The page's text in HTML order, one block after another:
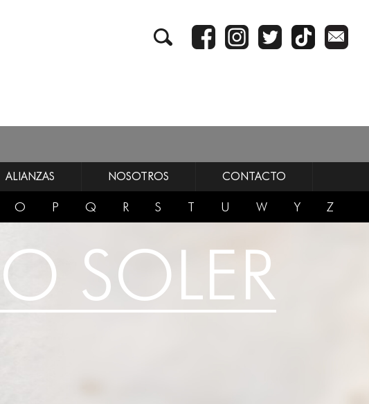
ALIANZAS NOSOTROS CONTACTO
O P Q R S T U W Y Z
SOLER